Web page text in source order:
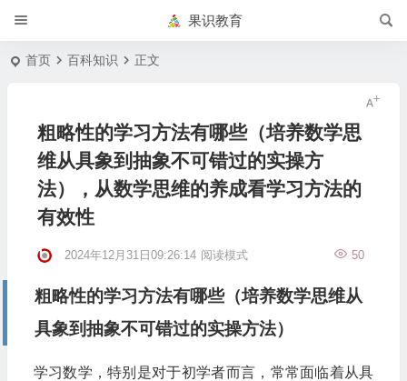
果识教育
首页 百科知识 正文
粗略性的学习方法有哪些（培养数学思
维从具象到抽象不可错过的实操方
法），从数学思维的养成看学习方法的
有效性
2024年12月31日09:26:14 50
阅读模式
粗略性的学习方法有哪些（培养数学思维从
具象到抽象不可错过的实操方法）
学习数学，特别是对于初学者而言，常常面临着从具